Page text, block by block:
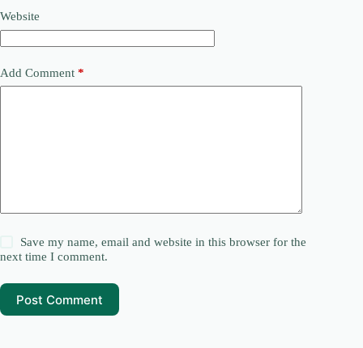
Website
Add Comment *
Save my name, email and website in this browser for the
next time I comment.
Post Comment